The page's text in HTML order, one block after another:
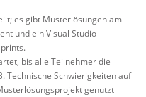
es gibt Musterlösungen am
und ein Visual Studio-
bis alle Teilnehmer die
Technische Schwierigkeiten auf
genutzt